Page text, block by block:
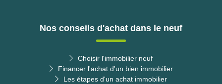
Nos conseils d'achat dans le neuf
Choisir l'immobilier neuf
Financer l'achat d'un bien immobilier
Les étapes d'un achat immobilier